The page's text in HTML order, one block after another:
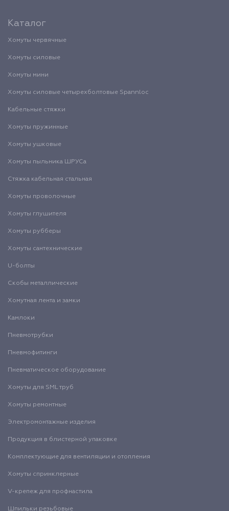
Каталог
Хомуты червячные
Хомуты силовые
Хомуты мини
Хомуты силовые четырехболтовые Spannloc
Кабельные стяжки
Хомуты пружинные
Хомуты ушковые
Хомуты пыльника ШРУСа
Стяжка кабельная стальная
Хомуты проволочные
Хомуты глушителя
Хомуты рубберы
Хомуты сантехнические
U-болты
Скобы металлические
Хомутная лента и замки
Камлоки
Пневмотрубки
Пневмофитинги
Пневматическое оборудование
Хомуты для SML труб
Хомуты ремонтные
Электромонтажные изделия
Продукция в блистерной упаковке
Комплектующие для вентиляции и отопления
Хомуты спринклерные
V-крепеж для профнастила
Шпильки резьбовые